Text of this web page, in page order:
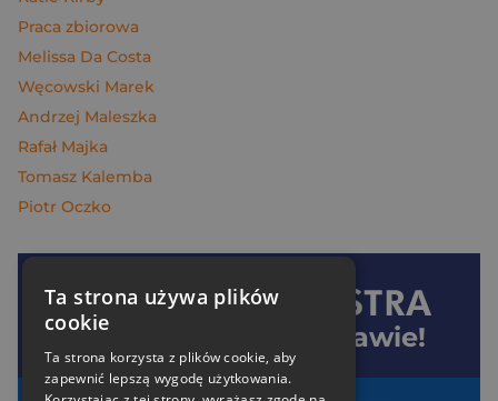
Praca zbiorowa
Melissa Da Costa
Węcowski Marek
Andrzej Maleszka
Rafał Majka
Tomasz Kalemba
Piotr Oczko
Dołącz do Znak
i oszczędzaj na dostawie!
Ta strona używa plików
cookie
Ta strona korzysta z plików cookie, aby
zapewnić lepszą wygodę użytkowania.